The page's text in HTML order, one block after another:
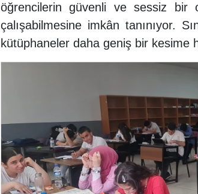
öğrencilerin güvenli ve sessiz bir
çalışabilmesine imkân tanınıyor.
kütüphaneler daha geniş bir kesime